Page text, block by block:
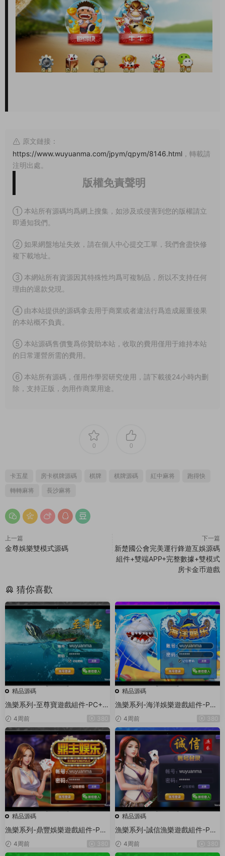
原文鏈接：
https://www.wuyuanma.com/jpym/qpym/8146.html ，轉載請
注明出處。
版權免責聲明
① 本站所有源碼均爲網上搜集，如涉及或侵害到您的版權請立
即通知我們。
② 如果網盤地址失效，請在個人中心提交工單，我們會盡快修
複下載地址。
③ 本網站所有資源因其特殊性均爲可複制品，所以不支持任何
理由的退款兌現。
④ 由本站提供的源碼拿去用于商業或者違法行爲造成嚴重後果
的本站概不負責。
⑤ 本站源碼售價隻爲你贊助本站，收取的費用僅用于維持本站
的日常運營所需的費用。
⑥ 本站所有源碼，僅用作學習研究使用，請下載後24小時内删
除，支持正版，勿用作商業用途。
0 0
卡五星 房卡棋牌源碼 棋牌 棋牌源碼 紅中麻将
跑得快
轉轉麻将
長沙麻将
上一篇
金尊娛樂雙模式源碼
下一篇
新楚國公會完美運行鋒遊互娛源碼
組件+雙端APP+完整數據+雙模式
房卡金币遊戲
猜你喜歡
精品源碼
漁樂系列-至尊寶遊戲組件-PC+安
卓+蘋果3端
4周前 380
精品源碼
漁樂系列-海洋娛樂遊戲組件-PC
+安卓+蘋果3端
4周前 380
精品源碼
漁樂系列-鼎豐娛樂遊戲組件-PC
+安卓+蘋果3端
4周前 380
精品源碼
漁樂系列-誠信漁樂遊戲組件-PC
+安卓+蘋果3端
4周前 380